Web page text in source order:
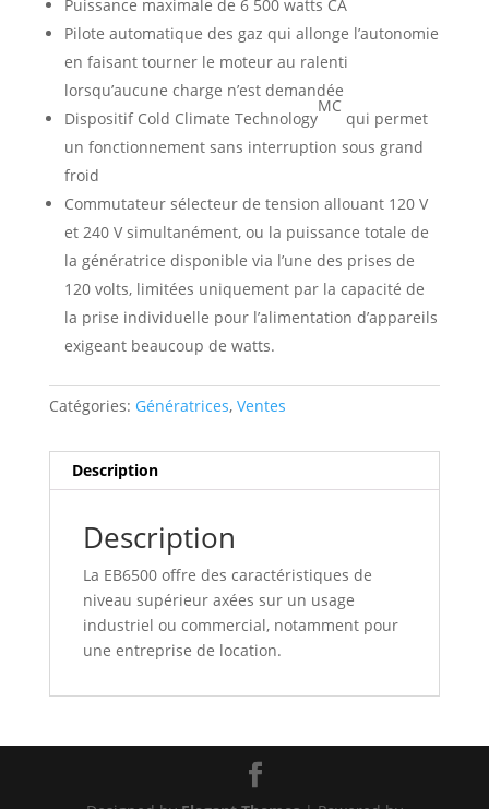
Puissance maximale de 6 500 watts CA
Pilote automatique des gaz qui allonge l’autonomie
en faisant tourner le moteur au ralenti
lorsqu’aucune charge n’est demandée
Dispositif Cold Climate Technology
MC
qui permet
un fonctionnement sans interruption sous grand
froid
Commutateur sélecteur de tension allouant 120 V
et 240 V simultanément, ou la puissance totale de
la génératrice disponible via l’une des prises de
120 volts, limitées uniquement par la capacité de
la prise individuelle pour l’alimentation d’appareils
exigeant beaucoup de watts.
Catégories: Génératrices, Ventes
Description
Description
La EB6500 offre des caractéristiques de
niveau supérieur axées sur un usage
industriel ou commercial, notamment pour
une entreprise de location.